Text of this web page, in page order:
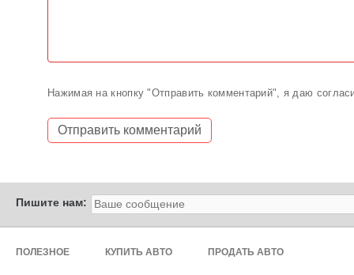
Нажимая на кнопку "Отправить комментарий", я даю
Пишите нам:
ПОЛЕЗНОЕ КУПИТЬ АВТО ПРОДАТЬ АВТО